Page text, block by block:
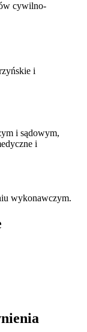
cywilno-
i
i sądowym,
i
wykonawczym.